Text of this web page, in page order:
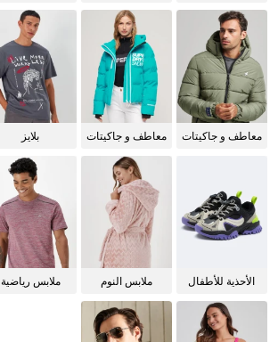
معاطف و جاكيتات
معاطف و جاكيتات
بلايز
الأحذية للأطفال
ملابس النوم
ملابس رياضية